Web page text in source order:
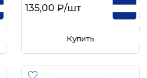
135,00 ₽/шт
Купить